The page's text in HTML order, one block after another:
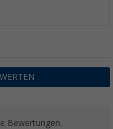
Bewertungen.